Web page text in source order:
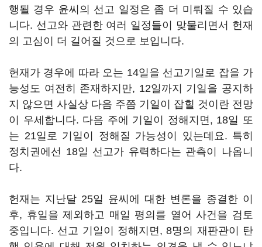
행될 경우 윤씨의 선고 일정은 좀 더 미뤄질 수 있습
니다. 선고와 관련한 여러 일정들이 맞물리면서 헌재
의 고심이 더 길어질 것으로 보입니다.
헌재가 경우에 따라 오는 14일을 선고기일로 잡을 가
능성도 여전히 존재하지만, 12일까지 기일을 공지하
지 않으면 사실상 다음 주쯤 기일이 잡힐 것이란 전망
이 우세합니다. 다음 주에 기일이 정해지면, 18일 또
는 21일로 기일이 정해질 가능성이 있는데요. 특히
정치권에선 18일 선고가 유력하다는 관측이 나옵니
다.
헌재는 지난달 25일 윤씨에 대한 변론을 종결한 이
후, 휴일을 제외하고 매일 평의를 열어 사건을 검토
중입니다. 선고 기일이 정해지면, 8명의 재판관이 탄